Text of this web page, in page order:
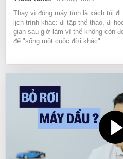
Thay vì đóng máy tính là xách túi
lịch trình khác: đi tập thể thao, đi
gian sau giờ làm vì thế không còn
để "sống một cuộc đời khác".